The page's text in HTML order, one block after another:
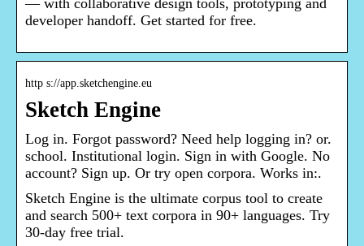
— with collaborative design tools, prototyping and
developer handoff. Get started for free.
http s://app.sketchengine.eu
Sketch Engine
Log in. Forgot password? Need help logging in? or.
school. Institutional login. Sign in with Google. No
account? Sign up. Or try open corpora. Works in:.
Sketch Engine is the ultimate corpus tool to create
and search 500+ text corpora in 90+ languages. Try
30-day free trial.